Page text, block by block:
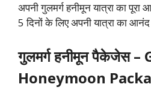
अपनी गुलमर्ग हनीमून यात्रा का
5 दिनों के लिए अपनी यात्रा का
गुलमर्गहनीमून पैकेजेस –
Honeymoon